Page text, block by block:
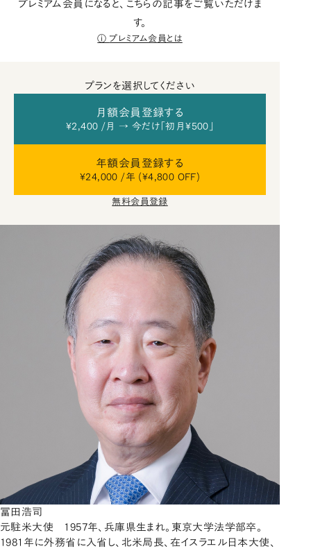
プレミアム会員になると、こちらの記事をご覧いただけま
す。
プレミアム会員とは
プランを選択してください
月額会員登録する
¥2,400 /月 → 今だけ「初月¥500」
年額会員登録する
¥24,000 /年 (¥4,800 OFF)
無料会員登録
冨田浩司
元駐米大使 1957年、兵庫県生まれ。東京大学法学部卒。
1981年に外務省に入省し、北米局長、在イスラエル日本大使、